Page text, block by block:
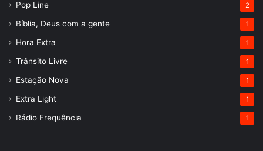
Pop Line 2
Bíblia, Deus com a gente 1
Hora Extra 1
Trânsito Livre 1
Estação Nova 1
Extra Light 1
Rádio Frequência 1